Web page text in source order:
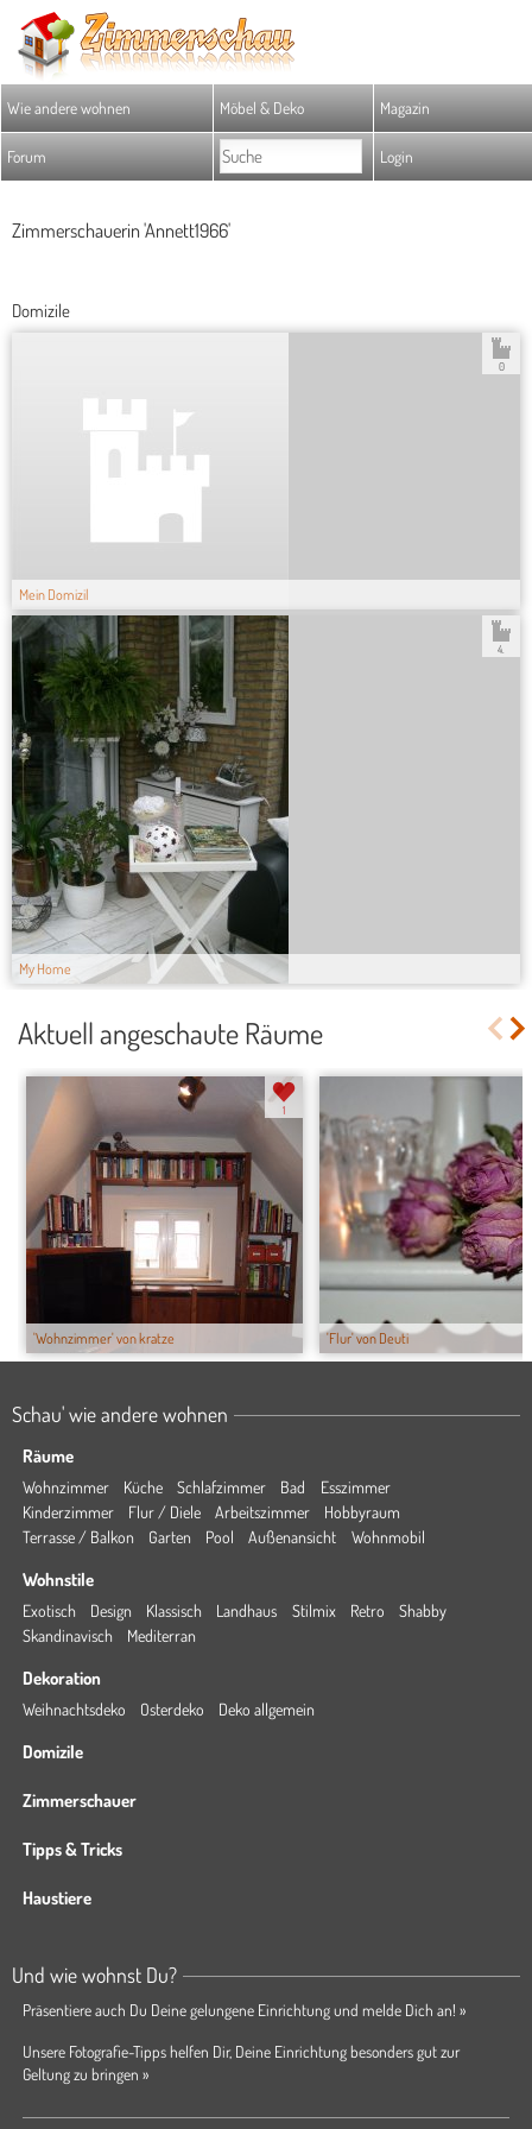
Wie andere wohnen Möbel & Deko Magazin
Forum Login
Zimmerschauerin 'Annett1966'
Domizile
Mein Domizil
0
My Home
4.
Aktuell angeschaute Räume
'Wohnzimmer' von kratze
1
'Flur' von Deuti
Schau' wie andere wohnen
Räume
Wohnzimmer Küche Schlafzimmer Bad
Esszimmer
Kinderzimmer
Flur / Diele Arbeitszimmer
Hobbyraum
Terrasse / Balkon
Garten Pool Außenansicht Wohnmobil
Wohnstile
Exotisch Design Klassisch Landhaus Stilmix Retro
Shabby
Skandinavisch
Mediterran
Dekoration
Weihnachtsdeko Osterdeko Deko allgemein
Domizile
Zimmerschauer
Tipps & Tricks
Haustiere
Und wie wohnst Du?
Präsentiere auch Du Deine gelungene Einrichtung und melde Dich an! »
Unsere Fotografie-Tipps helfen Dir, Deine Einrichtung besonders gut zur
Geltung zu bringen »